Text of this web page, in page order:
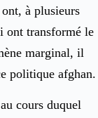
à plusieurs
ont transformé le
marginal, il
politique afghan.
cours duquel